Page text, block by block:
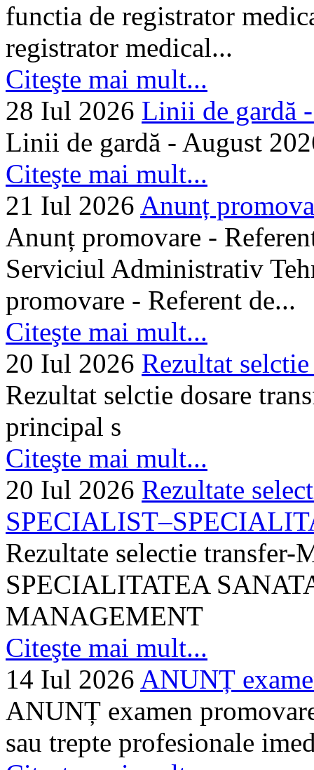
functia de registrator
registrator medical...
Citeşte mai mult...
28 Iul 2026 Linii de gardă
Linii de gardă - August
Citeşte mai mult...
21 Iul 2026 Anunț
Anunț promovare -
Serviciul Administrativ
promovare - Referent de...
Citeşte mai mult...
20 Iul 2026 Rezultat
Rezultat selctie dosare
principal s
Citeşte mai mult...
20 Iul 2026 Rezultate
Rezultate selectie
SPECIALITATEA
MANAGEMENT
Citeşte mai mult...
14 Iul 2026 ANUNȚ
ANUNȚ examen
sau trepte profesionale